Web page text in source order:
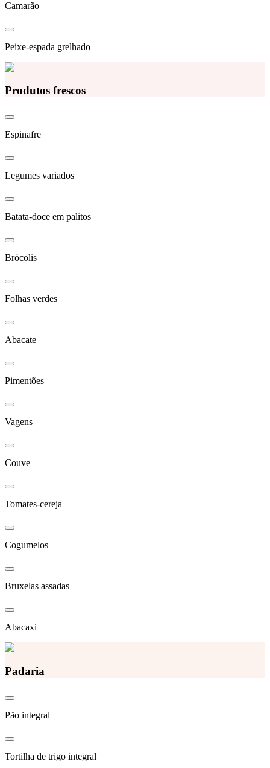
Camarão
Peixe-espada grelhado
Produtos frescos
Espinafre
Legumes variados
Batata-doce em palitos
Brócolis
Folhas verdes
Abacate
Pimentões
Vagens
Couve
Tomates-cereja
Cogumelos
Bruxelas assadas
Abacaxi
Padaria
Pão integral
Tortilha de trigo integral